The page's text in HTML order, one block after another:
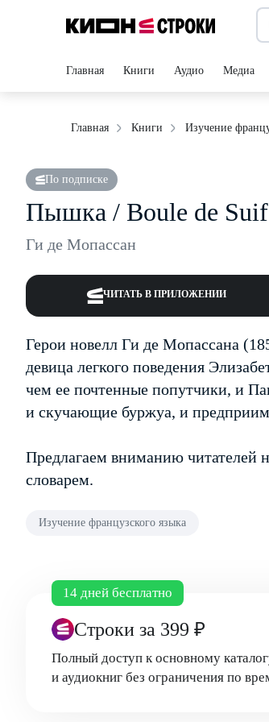
Главная Книги Аудио Медиа
Главная Книги Изучение
По подписке
Пышка / Boule de Suif
Ги де Мопассан
ЧИТАТЬ В ПРИЛОЖЕНИИ
Герои новелл Ги де Мопассана
девица легкого поведения
чем ее почтенные попутчики, и
и скучающие буржуа, и
Предлагаем вниманию читателей
словарем.
Изучение французского языка
14 дней бесплатно
Строки за 399 ₽
Полный доступ к основному
и аудиокниг без ограничения по